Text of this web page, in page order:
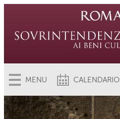
MENU CALENDARIO